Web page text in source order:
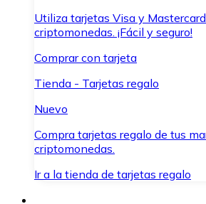
Utiliza tarjetas Visa y
criptomonedas. ¡Fácil y seguro!
Comprar con tarjeta
Tienda - Tarjetas regalo
Nuevo
Compra tarjetas regalo de tus
criptomonedas.
Ir a la tienda de tarjetas regalo